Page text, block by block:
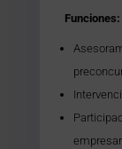
Funciones: